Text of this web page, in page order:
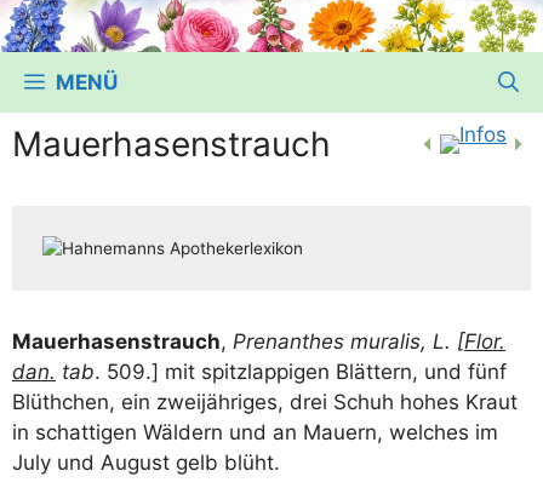
MENÜ
Mauerhasenstrauch
Mau­er­ha­sen­strauch, Pren­an­thes mura­lis, L. [Flor.
dan. tab. 509.] mit spitz­lap­pi­gen Blät­tern, und fünf
Blüth­chen, ein zwei­jäh­ri­ges, drei Schuh hohes Kraut
in schat­ti­gen Wäl­dern und an Mau­ern, wel­ches im
July und August gelb blüht.